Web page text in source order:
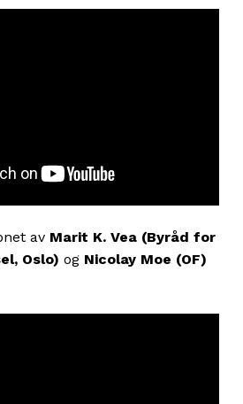
av Marit K. Vea (Byråd for
Oslo) og Nicolay Moe (OF)